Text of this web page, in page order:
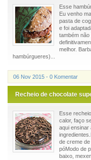
Esse
Eu venho
pasta de
e foi
também
melhor.
hambúrgueres)...
06 Nov 2015 - 0 Komentar
Recheio de chocolate
Esse
calor, faço
aqui ensinar
de creme
póModo de
baixo,